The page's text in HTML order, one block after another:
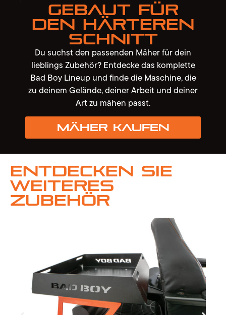
Gebaut für
den härteren
Schnitt
Du suchst den passenden Mäher für dein
lieblings Zubehör? Entdecke das komplette
Bad Boy Lineup und finde die Maschine, die
zu deinem Gelände, deiner Arbeit und deiner
Art zu mähen passt.
Mäher kaufen
Entdecken Sie
weiteres
Zubehör